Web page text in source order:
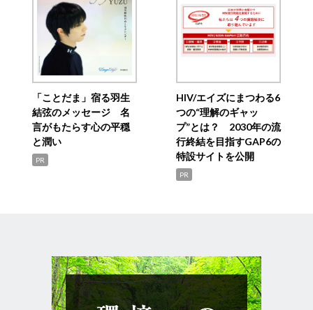
「ことだま」宿る羽生
結弦のメッセージ 名
言がもたらす心の平穏
と潤い
PR
HIV/エイズにまつわる6
つの“理解のギャッ
プ”とは？ 2030年の流
行終結を目指すGAP6の
特設サイトを公開
PR